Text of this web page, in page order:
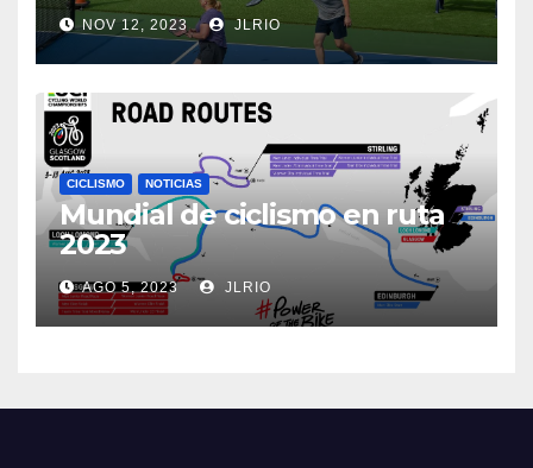
NOV 12, 2023 JLRIO
CICLISMO NOTICIAS
Mundial de ciclismo en ruta
2023
AGO 5, 2023 JLRIO